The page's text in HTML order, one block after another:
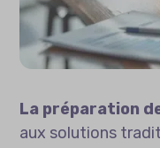
La préparation
aux solutions